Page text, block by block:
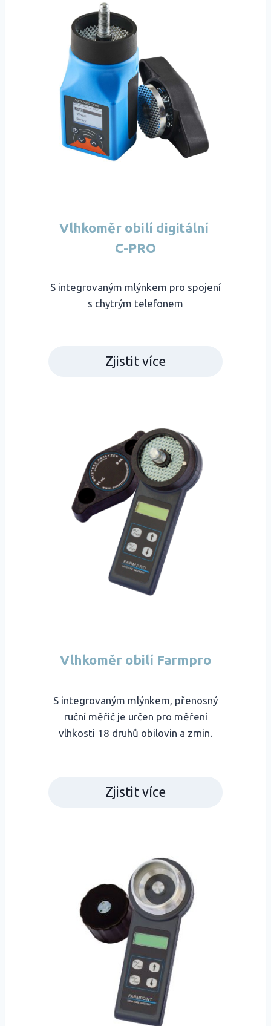
Vlhkoměr obilí digitální
C-PRO
S integrovaným mlýnkem pro spojení
s chytrým telefonem
Zjistit více
Vlhkoměr obilí Farmpro
S integrovaným mlýnkem, přenosný
ruční měřič je určen pro měření
vlhkosti 18 druhů obilovin a zrnin.
Zjistit více